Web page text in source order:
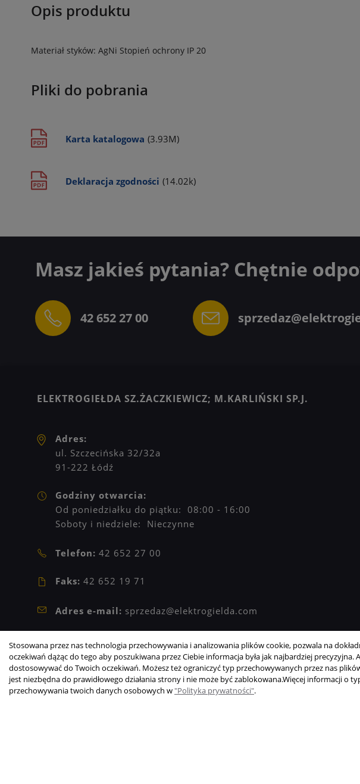
Opis produktu
Materiał styków: AgNi Stopień ochrony IP 20
Pliki do pobrania
Karta katalogowa (3.93M)
Deklaracja zgodności (14.02k)
Masz jakieś pytania? Chętnie
42 652 27 00
ELEKTROGIEŁDA SZ.ŻACZKIEWICZ; M.KARLIŃSKI SP.J.
Adres:
ul. Szczecińska 32/32a
91-222 Łódź
Godziny otwarcia:
Od poniedziałku do piątku: 08:00 - 16:00
Soboty i niedziele: Nieczynne
Telefon: 42 652 27 00
Faks: 42 652 19 71
Adres e-mail: sprzedaz@elektrogielda.com
REGON: 473209601
Stosowana przez nas technologia przechowywania i analizowania plików cookie, pozwala na
oczekiwań dążąc do tego aby poszukiwana przez Ciebie informacja była jak najbardziej
dostosowywać do Twoich oczekiwań. Możesz też ograniczyć typ przechowywanych przez nas
jest niezbędna do prawidłowego działania strony i nie może być zablokowana.Więcej informacji o
przechowywania twoich danych osobowych w "Polityka prywatności".
Copyright © 2003-2026 Elektrogiełda s.j.